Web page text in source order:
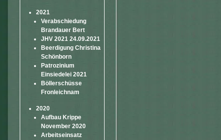
2021
Verabschiedung
Brandauer Bert
JHV 2021 24.09.2021
Beerdigung Christina
Schönborn
Patrozinium
Einsiedelei 2021
Böllerschüsse
Fronleichnam
2020
Aufbau Krippe
November 2020
Arbeitseinsatz